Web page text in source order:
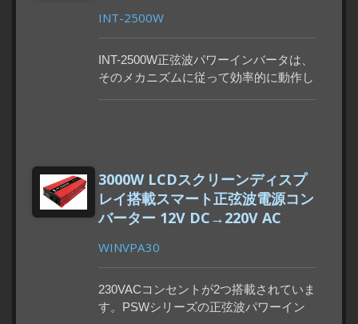
INT-2500W
INT-2500W正弦波パワーインバータは、
そのメカニズムに従って効率的に動作し
間：90～115日。1年間保証。
3000W LCDスクリーンディスプ
レイ搭載スマート正弦波電源コン
バーター 12V DC→220V AC
WINVPA30
230VACコンセントが2つ搭載されていま
す。PSWシリーズの正弦波パワーイン